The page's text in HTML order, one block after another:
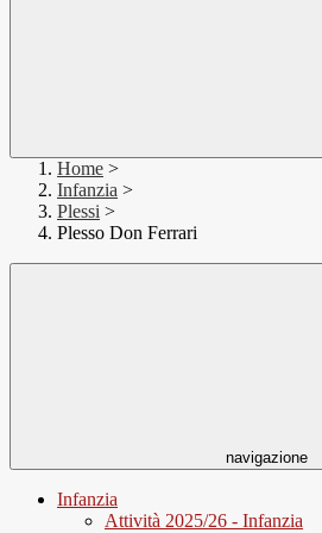
Home >
Infanzia >
Plessi >
Plesso Don Ferrari
navigazione
Infanzia
Attività 2025/26 - Infanzia